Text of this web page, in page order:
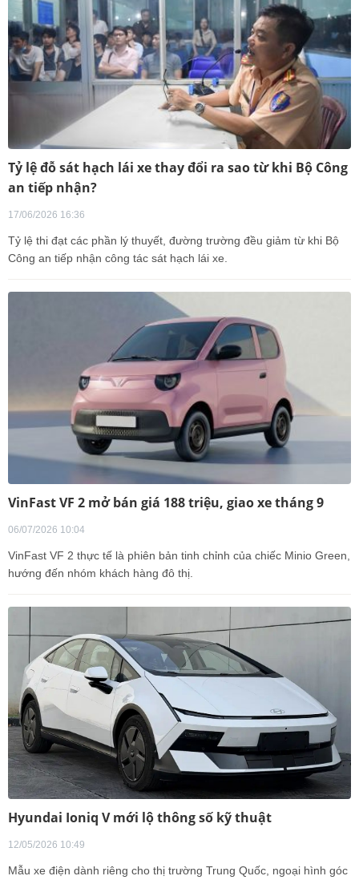
Tỷ lệ đỗ sát hạch lái xe thay đổi ra sao từ khi Bộ Công
an tiếp nhận?
17/06/2026 16:36
Tỷ lệ thi đạt các phần lý thuyết, đường trường đều giảm từ khi Bộ
Công an tiếp nhận công tác sát hạch lái xe.
VinFast VF 2 mở bán giá 188 triệu, giao xe tháng 9
06/07/2026 10:04
VinFast VF 2 thực tế là phiên bản tinh chỉnh của chiếc Minio Green,
hướng đến nhóm khách hàng đô thị.
Hyundai Ioniq V mới lộ thông số kỹ thuật
12/05/2026 10:49
Mẫu xe điện dành riêng cho thị trường Trung Quốc, ngoại hình góc